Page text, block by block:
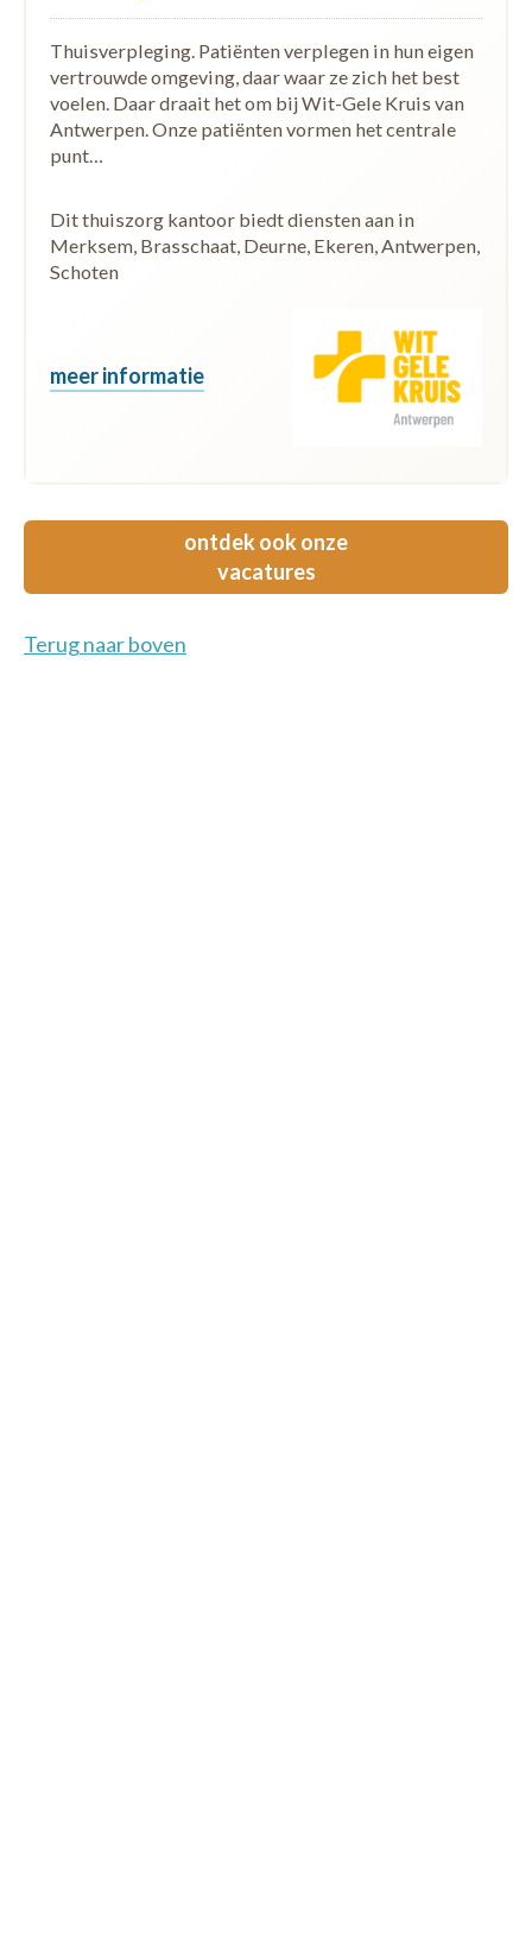
Thuisverpleging. Patiënten verplegen in hun eigen
vertrouwde omgeving, daar waar ze zich het best
voelen. Daar draait het om bij Wit-Gele Kruis van
Antwerpen. Onze patiënten vormen het centrale
punt…
Dit thuiszorg kantoor biedt diensten aan in
Merksem, Brasschaat, Deurne, Ekeren, Antwerpen,
Schoten
meer informatie
ontdek ook onze
vacatures
Terug naar boven